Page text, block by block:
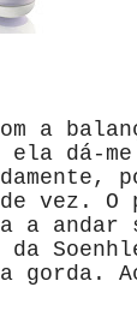
a
dá-me
vez. O
andar
gorda.